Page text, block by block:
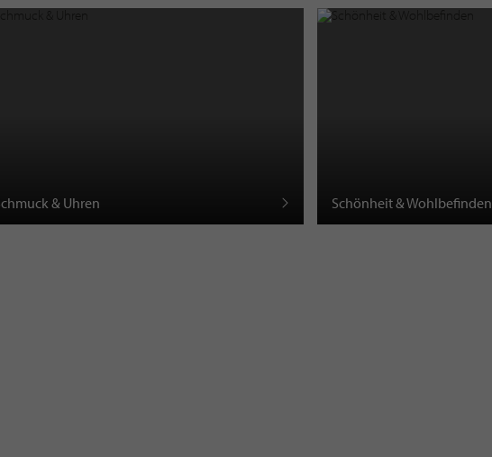
& Uhren Schönheit & Wohlbefinden